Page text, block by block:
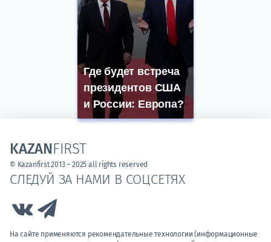
Где будет встреча
президентов США
и России: Европа?
СЛЕДУЙ ЗА НАМИ В СОЦСЕТЯХ
Link to Vk
На сайте применяются рекомендательные технологии (информационные
KAZANFIRST
© Kazanfirst 2013 – 2025 all rights reserved